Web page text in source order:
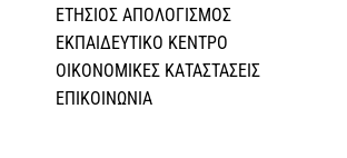
ΕΤΗΣΙΟΣ ΑΠΟΛΟΓΙΣΜΟΣ
ΕΚΠΑΙΔΕΥΤΙΚΟ ΚΕΝΤΡΟ
ΟΙΚΟΝΟΜΙΚΕΣ ΚΑΤΑΣΤΑΣΕΙΣ
ΕΠΙΚΟΙΝΩΝΙΑ